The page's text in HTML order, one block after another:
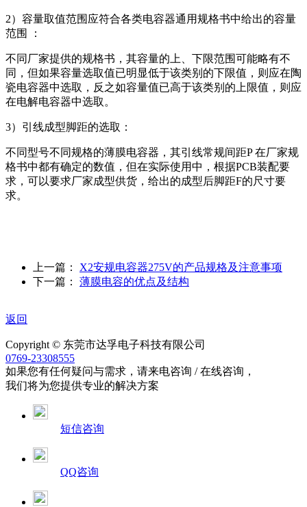
2）容量取值范围应符合各类电容器通用规格书中给出的容量
范围 ：
不同厂家提供的规格书，其容量的上、下限范围可能略有不
同，但如果容量选取值已明显低于该类别的下限值，则应在陶
瓷电容器中选取，反之如容量值已高于该类别的上限值，则应
在电解电容器中选取。
3）引线成型脚距的选取：
不同型号不同规格的薄膜电容器，其引线常规间距P 在厂家规
格书中都有确定的数值，但在实际使用中，根据PCB装配要
求，可以要求厂家成型供货，给出的成型后脚距F的尺寸要
求。
上一篇： X2安规电容器275V的产品规格及注意事项
下一篇： 薄膜电容的优点及结构
返回
Copyright © 东莞市达孚电子科技有限公司
0769-23308555
如果您有任何疑问与需求，请来电咨询 / 在线咨询，
我们将为您提供专业的解决方案
短信咨询
QQ咨询